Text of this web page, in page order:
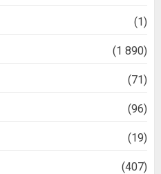
(1)
(1 890)
(71)
(96)
(19)
(407)